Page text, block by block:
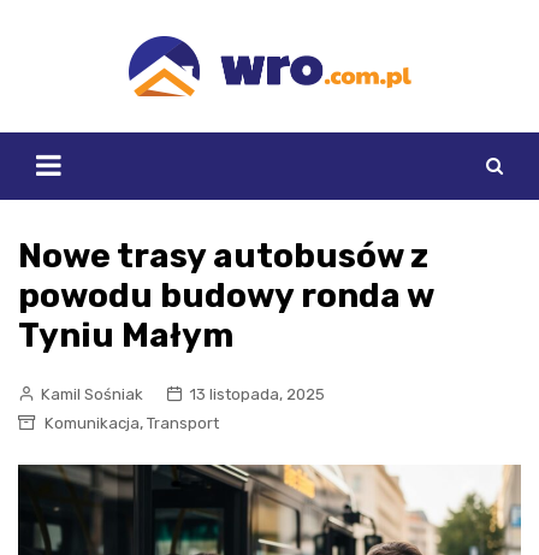
Nowe trasy autobusów z
powodu budowy ronda w
Tyniu Małym
Kamil Sośniak
13 listopada, 2025
Komunikacja, Transport